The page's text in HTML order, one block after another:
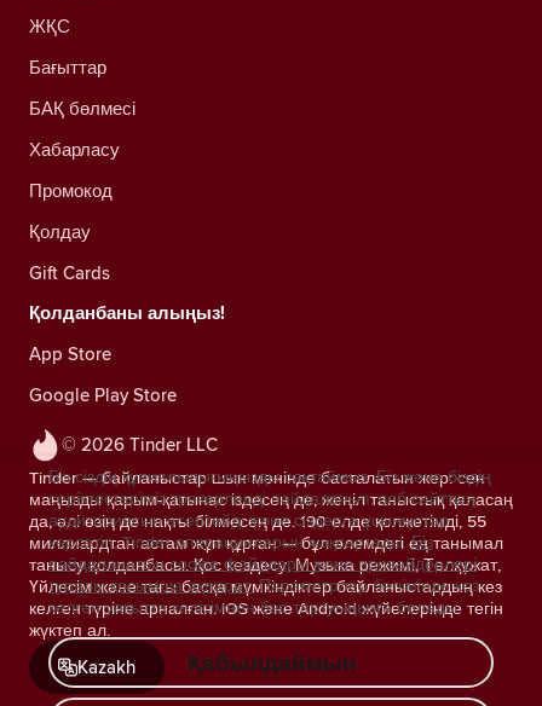
© 2026 Tinder LLC
Tinder — байланыстар шын мәнінде басталатын жер: сен
маңызды қарым-қатынас іздесең де, жеңіл таныстық қаласаң
да, әлі өзің де нақты білмесең де. 190 елде қолжетімді, 55
миллиардтан астам жұп құрған — бұл әлемдегі ең танымал
танысу қолданбасы. Қос кездесу, Музыка режимі, Төлқұжат,
Үйлесім және тағы басқа мүмкіндіктер байланыстардың кез
келген түріне арналған. iOS және Android жүйелерінде тегін
жүктеп ал.
Kazakh
ЖҚС
Бағыттар
БАҚ бөлмесі
Хабарласу
Промокод
Қолдау
Gift Cards
Қолданбаны алыңыз!
App Store
Google Play Store
Біз сіздің құпиялылығыңызды сақтаймыз. Біз және біздің
серіктестеріміз трекерлерді пайдаланып, веб-сайттың
аудиториясын есептейді және сіздерге ұсыныстар
көрсетіп, Tinder операцияларын жақсартады. Біз
пайдаланатын cookie файлдары және провайдерлері
туралы қосымша ақпарат. Параметрлер бөлімінде кез
келген уақытта келісімнен бас тартуыңызға болады.
Қабылдаймын